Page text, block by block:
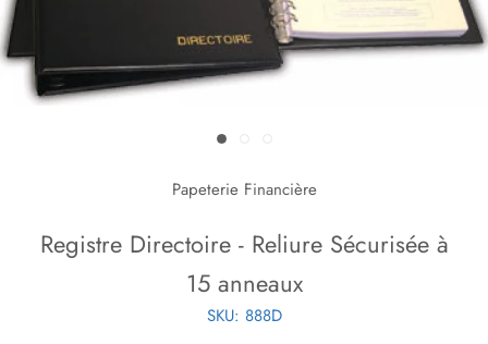
Papeterie Financière
Registre Directoire - Reliure Sécurisée à
15 anneaux
SKU: 888D